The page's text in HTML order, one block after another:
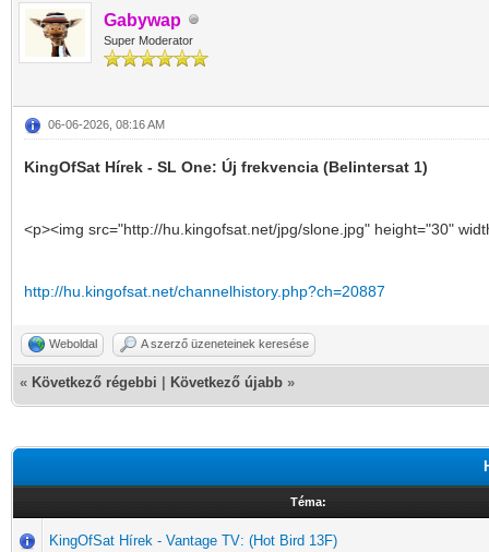
Gabywap
Super Moderator
06-06-2026, 08:16 AM
KingOfSat Hírek - SL One: Új frekvencia (Belintersat 1)
<p><img src="http://hu.kingofsat.net/jpg/slone.jpg" height="30"
http://hu.kingofsat.net/channelhistory.php?ch=20887
Weboldal A szerző üzeneteinek keresése
« Következő régebbi Következő újabb »
Téma:
KingOfSat Hírek - Vantage TV: (Hot Bird 13F)